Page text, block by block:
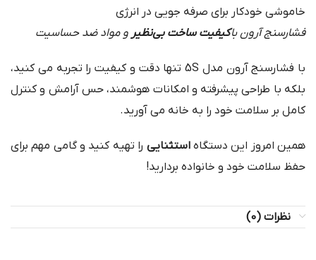
خاموشی خودکار برای صرفه جویی در انرژی
فشارسنج آرون باکیفیت ساخت بی‌نظیر و مواد ضد حساسیت
با فشارسنج آرون مدل 5S تنها دقت و کیفیت را تجربه می کنید،
بلکه با طراحی پیشرفته و امکانات هوشمند، حس آرامش و کنترل
کامل بر سلامت خود را به خانه می آورید.
همین امروز این دستگاهاستثنایی را تهیه کنید و گامی مهم برای
حفظ سلامت خود و خانواده بردارید!
نظرات (0)